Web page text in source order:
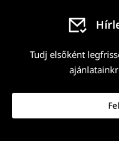
Tudj elsőként